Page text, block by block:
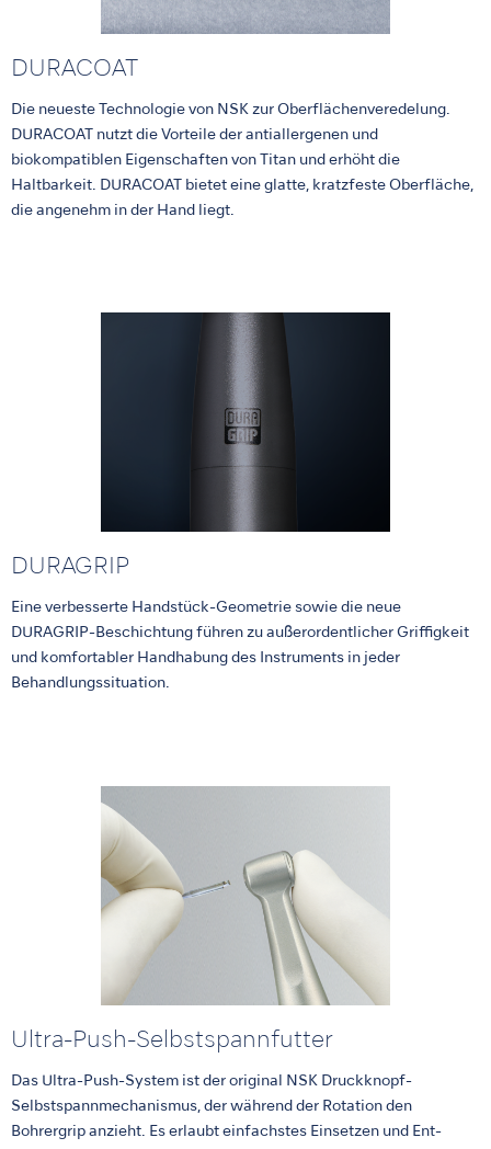
DURACOAT
Die neueste Technologie von NSK zur Oberflächenveredelung.
DURACOAT nutzt die Vorteile der antiallergenen und
biokompatiblen Eigenschaften von Titan und erhöht die
Haltbarkeit. DURACOAT bietet eine glatte, kratzfeste Oberfläche,
die angenehm in der Hand liegt.
DURAGRIP
Eine verbesserte Handstück-Geometrie sowie die neue
DURAGRIP-Beschichtung führen zu außerordentlicher Griffigkeit
und komfortabler Handhabung des Instruments in jeder
Behandlungssituation.
Ultra-Push-Selbstspannfutter
Das Ultra-Push-System ist der original NSK Druckknopf-
Selbstspannmechanismus, der während der Rotation den
Bohrergrip anzieht. Es erlaubt einfachstes Einsetzen und Ent-